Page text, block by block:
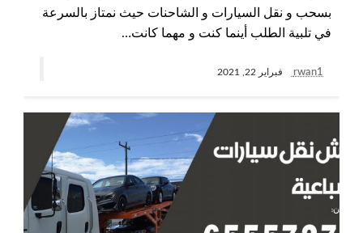
بسحب و نقل السيارات و الشاحنات حيث نمتاز بالسرعة
في تلبية الطلب أينما كنت و مهما كانت…
rwan1 فبراير 22, 2021